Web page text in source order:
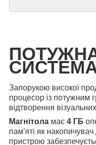
Запорукою високої
процесор із потужним
відтворення
Магнітола має 4 ГБ
пам'яті як
пристрою